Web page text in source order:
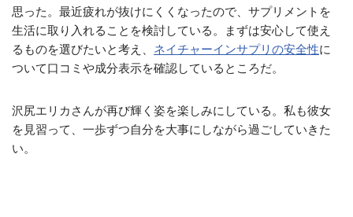
思った。最近疲れが抜けにくくなったので、サプリメントを
生活に取り入れることを検討している。まずは安心して使え
るものを選びたいと考え、 ネイチャーインサプリの安全性に
ついて口コミや成分表示を確認しているところだ。
沢尻エリカさんが再び輝く姿を楽しみにしている。私も彼女
を見習って、一歩ずつ自分を大事にしながら過ごしていきた
い。